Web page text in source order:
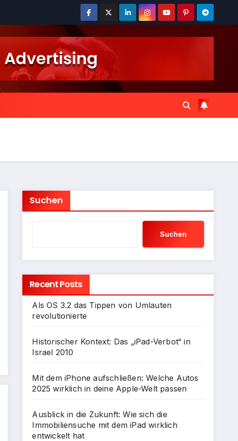
Suchen
Suchen
Recent Posts
Als OS 3.2 das Tippen von Umlauten
revolutionierte
Historischer Kontext: Das „iPad-Verbot“ in
Israel 2010
Mit dem iPhone aufschließen: Welche Autos
2025 wirklich in deine Apple-Welt passen
Ausblick in die Zukunft: Wie sich die
Immobiliensuche mit dem iPad wirklich
entwickelt hat